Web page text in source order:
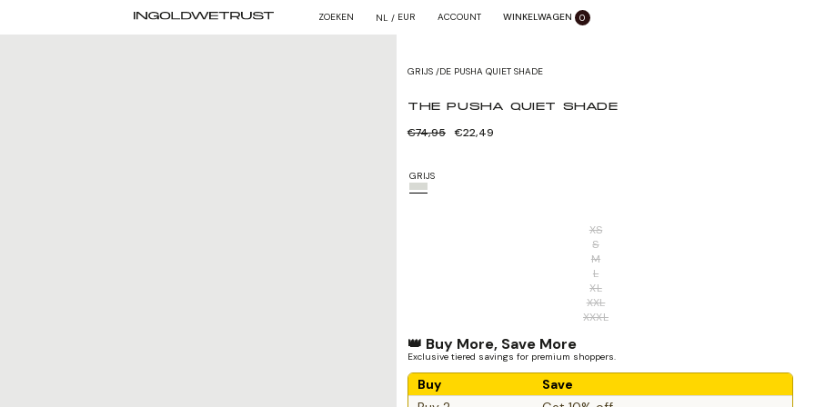
ZOEKEN NL / EUR ACCOUNT WINKELWAGEN 0
GRIJS /DE PUSHA QUIET SHADE
THE PUSHA QUIET SHADE
Normale
€74,95 Verkoopprijs
€22,49
GRIJS
XS
S
M
L
XL
XXL
XXXL
👑 Buy More, Save More
Exclusive tiered savings for premium shoppers.
Buy
Save